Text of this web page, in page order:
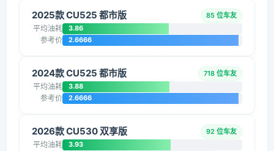
2025款 CU525 都市版 85 位车友
平均油耗 3.86
参考价 2.6666
2024款 CU525 都市版 718 位车友
平均油耗 3.88
参考价 2.6666
2026款 CU530 双享版 92 位车友
平均油耗 3.93